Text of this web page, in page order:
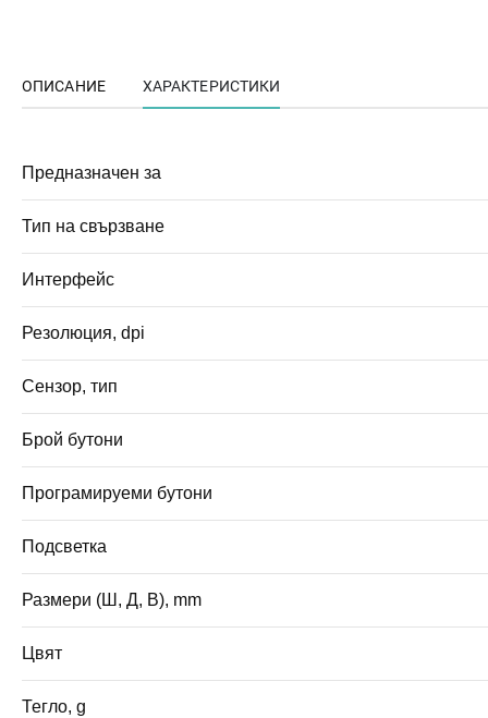
ОПИСАНИЕ ХАРАКТЕРИСТИКИ
Предназначен за
Тип на свързване
Интерфейс
Резолюция, dpi
Сензор, тип
Брой бутони
Програмируеми бутони
Подсветка
Размери (Ш, Д, В), mm
Цвят
Тегло, g